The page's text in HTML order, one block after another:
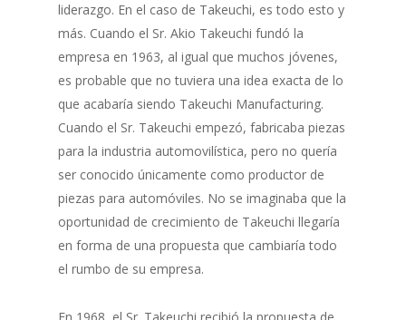
liderazgo. En el caso de Takeuchi, es todo esto y
más. Cuando el Sr. Akio Takeuchi fundó la
empresa en 1963, al igual que muchos jóvenes,
es probable que no tuviera una idea exacta de lo
que acabaría siendo Takeuchi Manufacturing.
Cuando el Sr. Takeuchi empezó, fabricaba piezas
para la industria automovilística, pero no quería
ser conocido únicamente como productor de
piezas para automóviles. No se imaginaba que la
oportunidad de crecimiento de Takeuchi llegaría
en forma de una propuesta que cambiaría todo
el rumbo de su empresa.